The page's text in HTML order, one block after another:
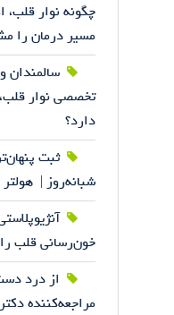
چگونه نوار
مسیر درمان را
سالمندان
تخصصی نوار
دارد؟
ثبت
شبانه‌روز |
خون‌رسانی قلب
از درد
مراجعه‌کننده